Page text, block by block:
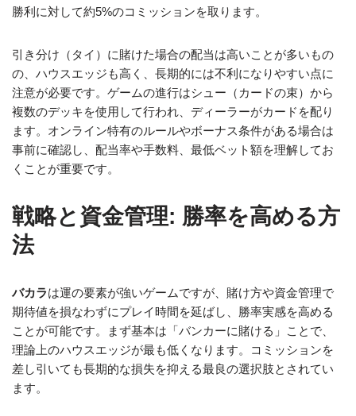
勝利に対して約5%のコミッションを取ります。
引き分け（タイ）に賭けた場合の配当は高いことが多いもの
の、ハウスエッジも高く、長期的には不利になりやすい点に
注意が必要です。ゲームの進行はシュー（カードの束）から
複数のデッキを使用して行われ、ディーラーがカードを配り
ます。オンライン特有のルールやボーナス条件がある場合は
事前に確認し、配当率や手数料、最低ベット額を理解してお
くことが重要です。
戦略と資金管理: 勝率を高める方
法
バカラは運の要素が強いゲームですが、賭け方や資金管理で
期待値を損なわずにプレイ時間を延ばし、勝率実感を高める
ことが可能です。まず基本は「バンカーに賭ける」ことで、
理論上のハウスエッジが最も低くなります。コミッションを
差し引いても長期的な損失を抑える最良の選択肢とされてい
ます。